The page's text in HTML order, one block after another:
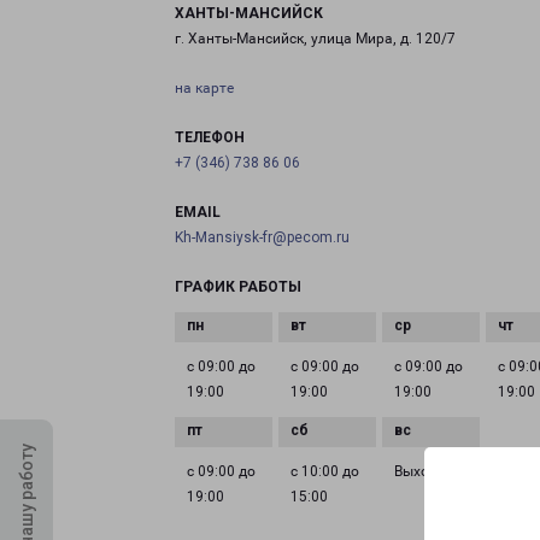
ХАНТЫ-МАНСИЙСК
г. Ханты-Мансийск, улица Мира, д. 120/7
на карте
ТЕЛЕФОН
+7 (346) 738 86 06
EMAIL
Kh-Mansiysk-fr@pecom.ru
ГРАФИК РАБОТЫ
с 09:00 до
19:00
с 09:00 до
19:00
с 09:00 до
19:00
с
19:00
с 09:00 до
19:00
с 10:00 до
15:00
Выходной